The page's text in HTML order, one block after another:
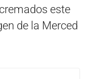
este
de la Merced